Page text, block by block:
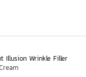
Illusion Wrinkle Filler